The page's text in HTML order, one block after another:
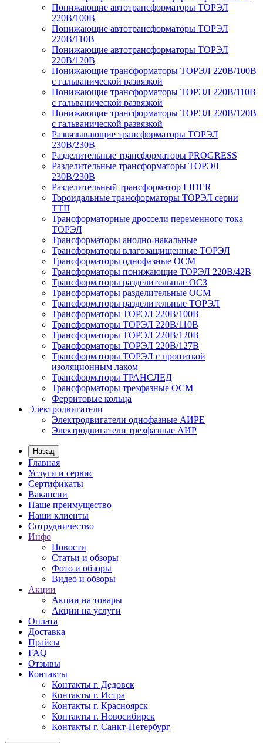
Понижающие автотрансформаторы ТОРЭЛ
220В/100В
Понижающие автотрансформаторы ТОРЭЛ
220В/110В
Понижающие автотрансформаторы ТОРЭЛ
220В/120В
Понижающие трансформаторы ТОРЭЛ 220В/100В
с гальванической развязкой
Понижающие трансформаторы ТОРЭЛ 220В/110В
с гальванической развязкой
Понижающие трансформаторы ТОРЭЛ 220В/120В
с гальванической развязкой
Развязывающие трансформаторы ТОРЭЛ
230В/230В
Разделительные трансформаторы PROGRESS
Разделительные трансформаторы ТОРЭЛ
230В/230В
Разделительный трансформатор LIDER
Тороидальные трансформаторы ТОРЭЛ серии
ТТП
Трансформаторные дроссели переменного тока
ТОРЭЛ
Трансформаторы анодно-накальные
Трансформаторы влагозащищенные ТОРЭЛ
Трансформаторы однофазные ОСМ
Трансформаторы понижающие ТОРЭЛ 220В/42В
Трансформаторы разделительные ОСЗ
Трансформаторы разделительные ОСМ
Трансформаторы разделительные ТОРЭЛ
Трансформаторы ТОРЭЛ 220В/100В
Трансформаторы ТОРЭЛ 220В/110В
Трансформаторы ТОРЭЛ 220В/120В
Трансформаторы ТОРЭЛ 220В/127В
Трансформаторы ТОРЭЛ с пропиткой
изоляционным лаком
Трансформаторы ТРАНСЛЕД
Трансформаторы трехфазные ОСМ
Ферритовые кольца
Электродвигатели
Электродвигатели однофазные АИРЕ
Электродвигатели трехфазные АИР
Назад
Главная
Услуги и сервис
Сертификаты
Вакансии
Наше преимущество
Наши клиенты
Сотрудничество
Инфо
Новости
Статьи и обзоры
Фото и обзоры
Видео и обзоры
Акции
Акции на товары
Акции на услуги
Оплата
Доставка
Прайсы
FAQ
Отзывы
Контакты
Контакты г. Дедовск
Контакты г. Истра
Контакты г. Красноярск
Контакты г. Новосибирск
Контакты г. Санкт-Петербург